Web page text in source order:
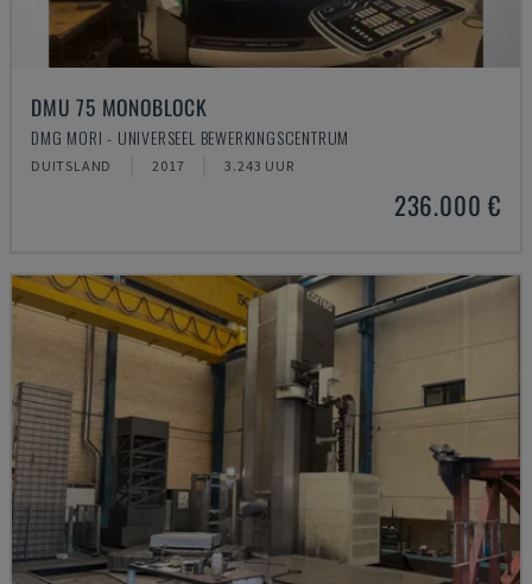
DMU 75 MONOBLOCK
DMG MORI - UNIVERSEEL BEWERKINGSCENTRUM
DUITSLAND 2017 3.243 UUR
236.000 €